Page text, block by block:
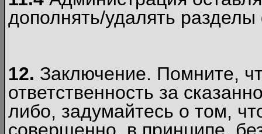
дополнять/удалять
12. Заключение. Помните,
ответственность за
либо, задумайтесь о том,